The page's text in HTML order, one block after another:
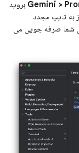
Gemini > بروید
به تایپ مجدد
شما صرفه جویی می